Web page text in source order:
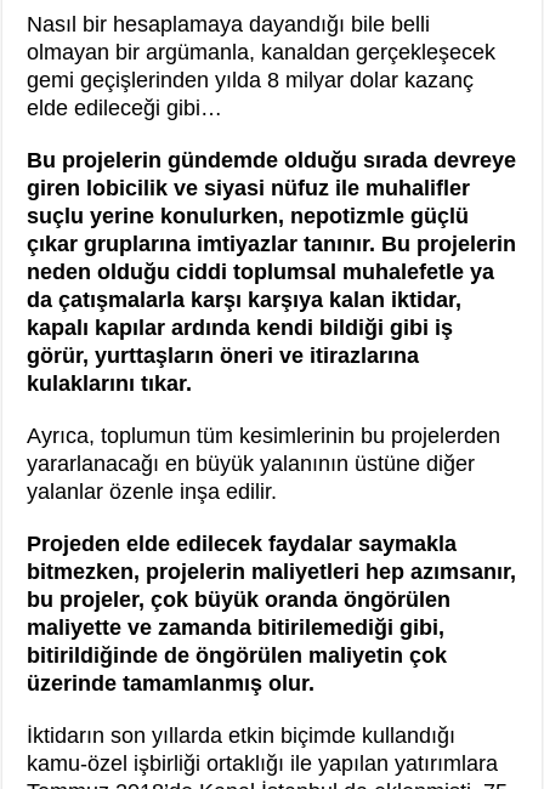
Nasıl bir hesaplamaya dayandığı bile belli
olmayan bir argümanla, kanaldan gerçekleşecek
gemi geçişlerinden yılda 8 milyar dolar kazanç
elde edileceği gibi…
Bu projelerin gündemde olduğu sırada devreye
giren lobicilik ve siyasi nüfuz ile muhalifler
suçlu yerine konulurken, nepotizmle güçlü
çıkar gruplarına imtiyazlar tanınır. Bu projelerin
neden olduğu ciddi toplumsal muhalefetle ya
da çatışmalarla karşı karşıya kalan iktidar,
kapalı kapılar ardında kendi bildiği gibi iş
görür, yurttaşların öneri ve itirazlarına
kulaklarını tıkar.
Ayrıca, toplumun tüm kesimlerinin bu projelerden
yararlanacağı en büyük yalanının üstüne diğer
yalanlar özenle inşa edilir.
Projeden elde edilecek faydalar saymakla
bitmezken, projelerin maliyetleri hep azımsanır,
bu projeler, çok büyük oranda öngörülen
maliyette ve zamanda bitirilemediği gibi,
bitirildiğinde de öngörülen maliyetin çok
üzerinde tamamlanmış olur.
İktidarın son yıllarda etkin biçimde kullandığı
kamu-özel işbirliği ortaklığı ile yapılan yatırımlara